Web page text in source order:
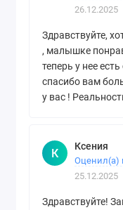
26.12.2025
Здравствуйте,
, малышке
теперь у нее
спасибо вам
у вас !
К Ксения
Оценил(а)
25.12.2025
Здравствуйте!